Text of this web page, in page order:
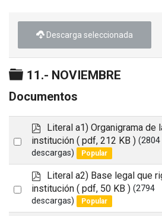
Descarga seleccionada
Carpeta
11.- NOVIEMBRE
Documentos
Select
p
d
f
Literal a1) Organigrama de
institución ( pdf, 212 KB ) (2804
descargas)
Popular
Select
p
d
f
Literal a2) Base legal que
institución ( pdf, 50 KB ) (2794
descargas)
Popular